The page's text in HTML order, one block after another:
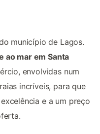
município de Lagos.
ao mar em Santa
envolvidas num
incríveis, para que
e a um preço